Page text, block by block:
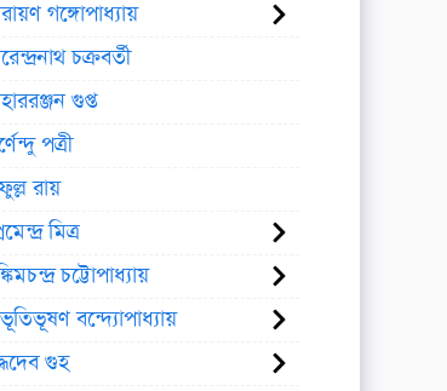
গঙ্গোপাধ্যায়
চক্রবর্তী
গুপ্ত
পত্রী
রায়
মিত্র
চট্টোপাধ্যায়
বন্দ্যোপাধ্যায়
গুহ